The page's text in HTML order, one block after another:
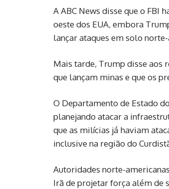
A ABC News disse que o FBI
oeste dos EUA, embora
lançar ataques em solo
Mais tarde, Trump disse aos
que lançam minas e que os
O Departamento de Estado
planejando atacar a
que as milícias já haviam
inclusive na região do
Autoridades norte-
Irã de projetar força além de